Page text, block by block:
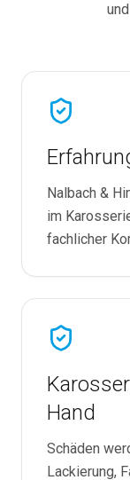
Nalbach &
im
fachlicher
Hand
Schäden
Lackierung,